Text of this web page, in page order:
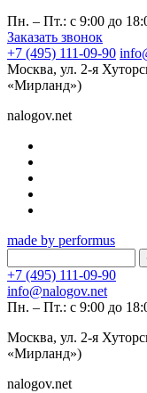
Пн. – Пт.: с 9:00 до
Заказать звонок
+7 (495) 111-09-90
Москва, ул. 2-я
«Мирланд»)
nalogov.net
made by performus
+7 (495) 111-09-90
info@nalogov.net
Пн. – Пт.: с 9:00 до
Москва, ул. 2-я
«Мирланд»)
nalogov.net